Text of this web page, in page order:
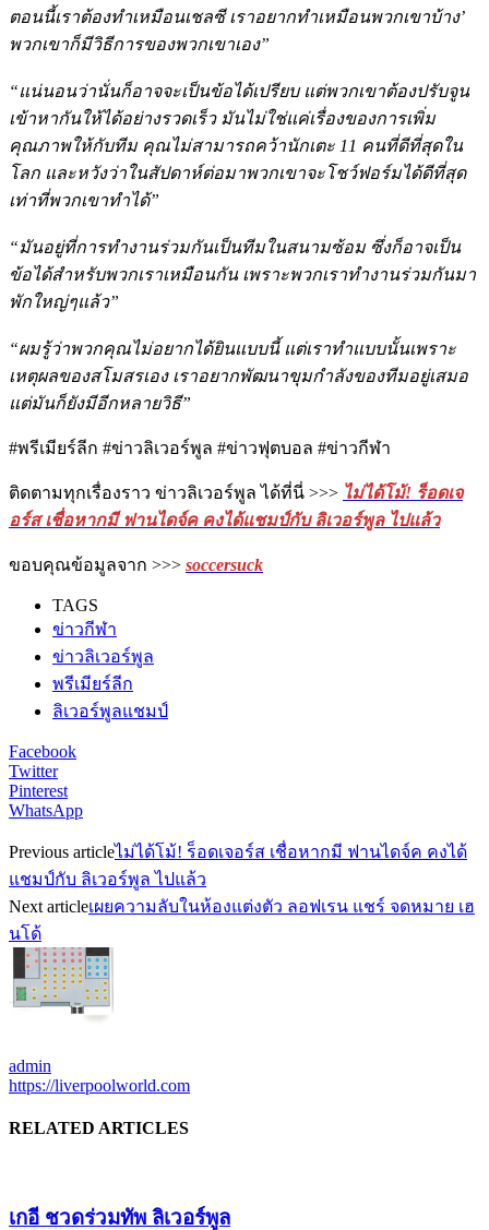
ตอนนี้เราต้องทำเหมือนเชลซี เราอยากทำเหมือนพวกเขาบ้าง’
พวกเขาก็มีวิธีการของพวกเขาเอง”
“แน่นอนว่านั่นก็อาจจะเป็นข้อได้เปรียบ แต่พวกเขาต้องปรับจูน
เข้าหากันให้ได้อย่างรวดเร็ว มันไม่ใช่แค่เรื่องของการเพิ่ม
คุณภาพให้กับทีม คุณไม่สามารถคว้านักเตะ 11 คนที่ดีที่สุดใน
โลก และหวังว่าในสัปดาห์ต่อมาพวกเขาจะโชว์ฟอร์มได้ดีที่สุด
เท่าที่พวกเขาทำได้”
“มันอยู่ที่การทำงานร่วมกันเป็นทีมในสนามซ้อม ซึ่งก็อาจเป็น
ข้อได้สำหรับพวกเราเหมือนกัน เพราะพวกเราทำงานร่วมกันมา
พักใหญ่ๆแล้ว”
“ผมรู้ว่าพวกคุณไม่อยากได้ยินแบบนี้ แต่เราทำแบบนั้นเพราะ
เหตุผลของสโมสรเอง เราอยากพัฒนาขุมกำลังของทีมอยู่เสมอ
แต่มันก็ยังมีอีกหลายวิธี”
#พรีเมียร์ลีก #ข่าวลิเวอร์พูล #ข่าวฟุตบอล #ข่าวกีฬา
ติดตามทุกเรื่องราว ข่าวลิเวอร์พูล ได้ที่นี่ >>> ไม่ได้โม้! ร็อดเจ
อร์ส เชื่อหากมี ฟานไดจ์ค คงได้แชมป์กับ ลิเวอร์พูล ไปแล้ว
ขอบคุณข้อมูลจาก >>> soccersuck
TAGS
ข่าวกีฬา
ข่าวลิเวอร์พูล
พรีเมียร์ลีก
ลิเวอร์พูลแชมป์
Facebook
Twitter
Pinterest
WhatsApp
Previous articleไม่ได้โม้! ร็อดเจอร์ส เชื่อหากมี ฟานไดจ์ค คงได้
แชมป์กับ ลิเวอร์พูล ไปแล้ว
Next articleเผยความลับในห้องแต่งตัว ลอฟเรน แชร์ จดหมาย เฮ
นโด้
admin
https://liverpoolworld.com
RELATED ARTICLES
เกอี ชวดร่วมทัพ ลิเวอร์พูล